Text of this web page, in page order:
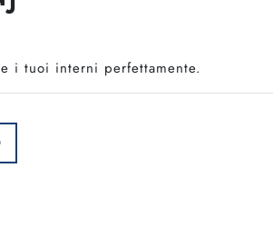
i tuoi interni perfettamente.